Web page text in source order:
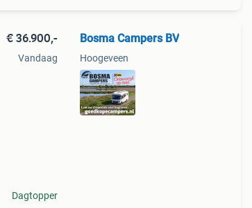
€ 36.900,-
Vandaag
Dagtopper
Bosma Campers BV
Hoogeveen